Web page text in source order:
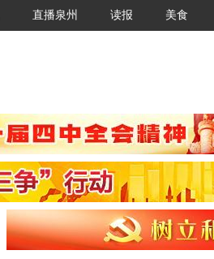
直播泉州 读报 美食